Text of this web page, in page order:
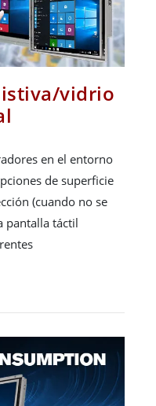
vidrio
en el entorno
de superficie
(cuando no se
pantalla táctil